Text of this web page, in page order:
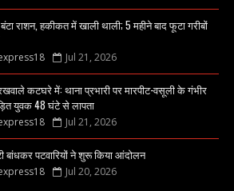
बंटा राशन, हकीकत में खाली थाली; 5 महीने बाद फूटा गरीबों
Jul 21, 2026
कटघरे में: थाना प्रभारी पर मारपीट-वसूली के गंभीर
युवक 48 घंटे से लापता
Jul 21, 2026
बांधकर पटवारियों ने शुरू किया आंदोलन
Jul 20, 2026